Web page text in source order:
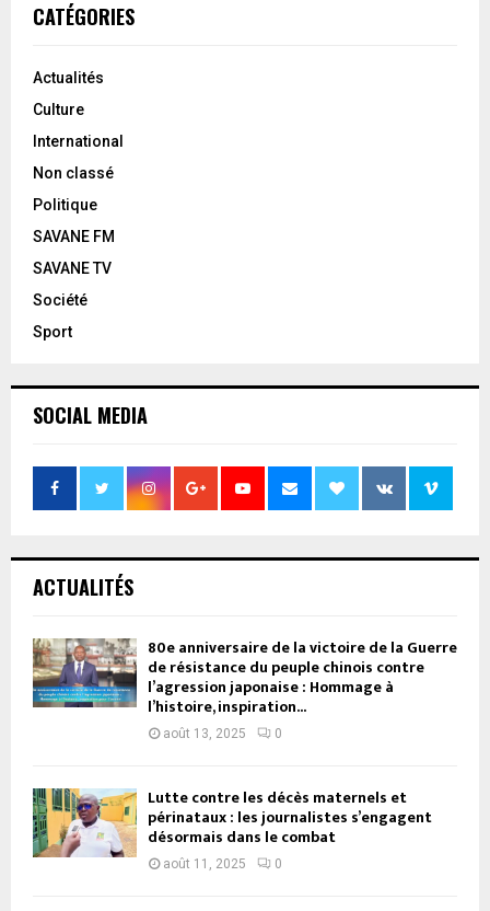
CATÉGORIES
Actualités
Culture
International
Non classé
Politique
SAVANE FM
SAVANE TV
Société
Sport
SOCIAL MEDIA
ACTUALITÉS
80e anniversaire de la victoire de la Guerre
de résistance du peuple chinois contre
l’agression japonaise : Hommage à
l’histoire, inspiration...
août 13, 2025 0
Lutte contre les décès maternels et
périnataux : les journalistes s’engagent
désormais dans le combat
août 11, 2025 0